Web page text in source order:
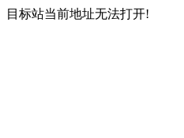
目标站当前地址无法打开!